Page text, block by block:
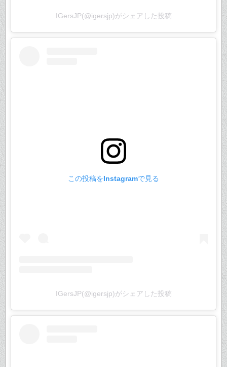
IGersJP(@igersjp)がシェアした投稿
この投稿をInstagramで見る
IGersJP(@igersjp)がシェアした投稿